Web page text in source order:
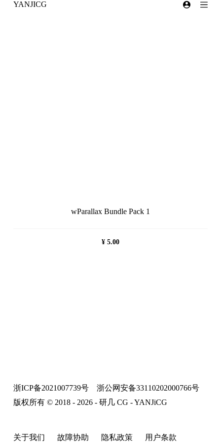
跳
YANJICG
wParallax Bundle Pack 1
¥5.00
浙ICP备2021007739号
浙公网安备33110202000766号
版权所有 © 2018 - 2026 - 研几 CG - YANJiCG
关于我们 故障协助 隐私政策 用户条款